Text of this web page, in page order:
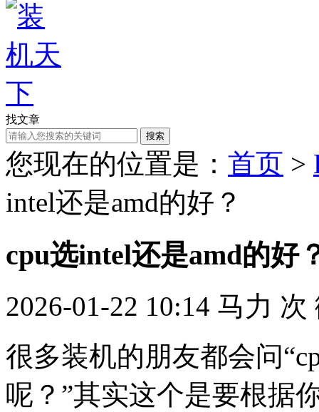
找文章
搜索
您现在的位置是： 首页 >
intel还是amd的好？
cpu选intel还是amd的好
2026-01-22 10:14 马力 次
很多装机的朋友都会问
呢？”其实这个是要根据